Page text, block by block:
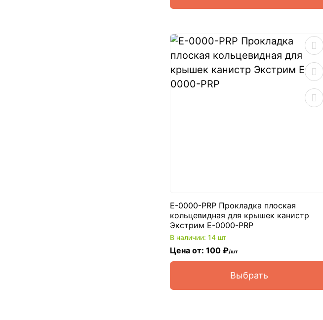
E-0000-PRP Прокладка плоская
кольцевидная для крышек канистр
Экстрим E-0000-PRP
В наличии: 14 шт
Цена от: 100 ₽/шт
Выбрать